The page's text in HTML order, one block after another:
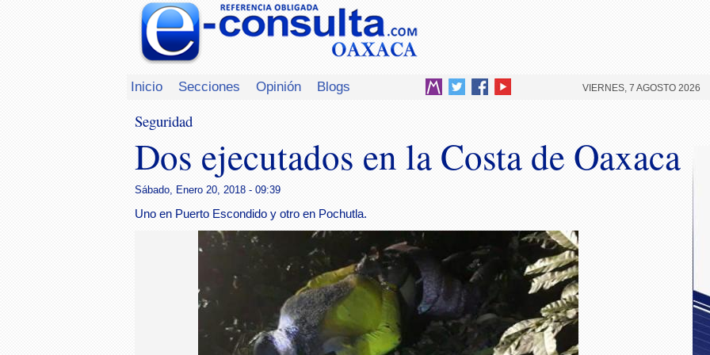
Inicio Secciones Opinión Blogs VIERNES, 7 AGOSTO 2026
Seguridad
Dos ejecutados en la Costa de Oaxaca
Sábado, Enero 20, 2018 - 09:39
Uno en Puerto Escondido y otro en Pochutla.